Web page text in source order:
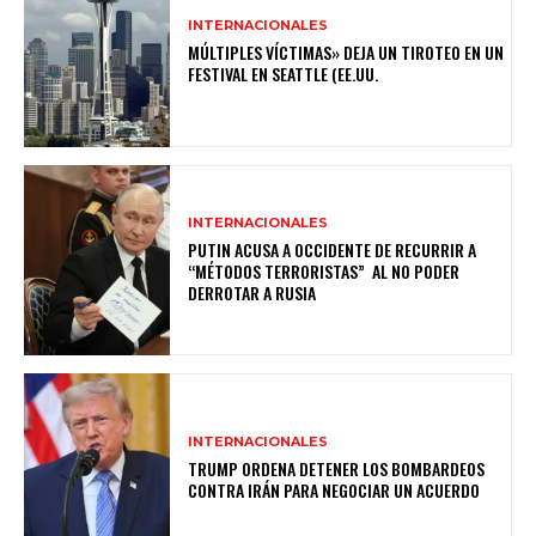
INTERNACIONALES
MÚLTIPLES VÍCTIMAS» DEJA UN TIROTEO EN UN
FESTIVAL EN SEATTLE (EE.UU.
INTERNACIONALES
PUTIN ACUSA A OCCIDENTE DE RECURRIR A
“MÉTODOS TERRORISTAS” AL NO PODER
DERROTAR A RUSIA
INTERNACIONALES
TRUMP ORDENA DETENER LOS BOMBARDEOS
CONTRA IRÁN PARA NEGOCIAR UN ACUERDO